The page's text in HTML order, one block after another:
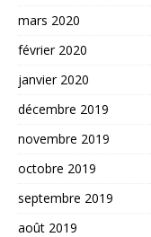
mars 2020
février 2020
janvier 2020
décembre 2019
novembre 2019
octobre 2019
septembre 2019
août 2019